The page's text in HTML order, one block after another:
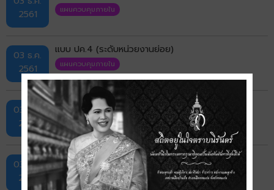
2561
แผนควบคุมภายใน
03 ธ.ค.
2561
เเบบ ปค.4 (ระดับหน่วยงานย่อย)
แผนควบคุมภายใน
03 ธ.ค.
2561
เเบบ ปค.4 / เเบบ ปค.4 (ระดับองค์กร)
แผนควบคุมภายใน
03 ธ.ค.
2561
เเบบ ปค.6
แผนควบคุมภายใน